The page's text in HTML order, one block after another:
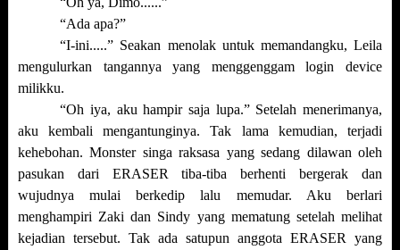
“Ada apa?”
“I-ini.....” Seakan menolak untuk memandangku, Leila
mengulurkan tangannya yang menggenggam login device
milikku.
“Oh iya, aku hampir saja lupa.” Setelah menerimanya,
aku kembali mengantunginya. Tak lama kemudian, terjadi
kehebohan. Monster singa raksasa yang sedang dilawan oleh
pasukan dari ERASER tiba-tiba berhenti bergerak dan
wujudnya mulai berkedip lalu memudar. Aku berlari
menghampiri Zaki dan Sindy yang mematung setelah melihat
kejadian tersebut. Tak ada satupun anggota ERASER yang